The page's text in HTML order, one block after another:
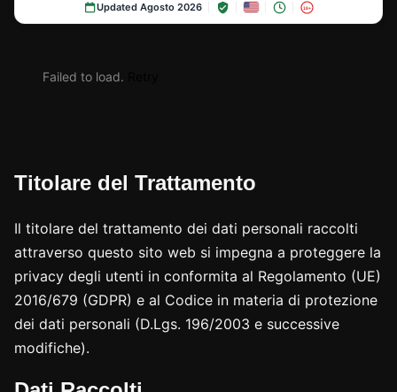
Updated Agosto 2026 18+
Failed to load.
Titolare del Trattamento
Il titolare del trattamento dei dati personali raccolti
attraverso questo sito web si impegna a proteggere la
privacy degli utenti in conformita al Regolamento (UE)
2016/679 (GDPR) e al Codice in materia di protezione
dei dati personali (D.Lgs. 196/2003 e successive
modifiche).